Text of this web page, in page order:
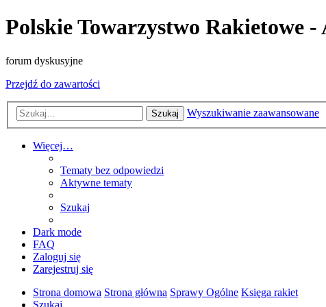
Polskie Towarzystwo Rakietowe
forum dyskusyjne
Przejdź do zawartości
Szukaj Wyszukiwanie zaawansowane
Więcej…
Tematy bez odpowiedzi
Aktywne tematy
Szukaj
Dark mode
FAQ
Zaloguj się
Zarejestruj się
Strona domowa Strona główna Sprawy Ogólne Księga rakiet